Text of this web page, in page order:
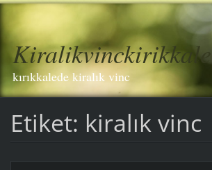
Kiralikvinckirikkale
kırıkkalede kiralık vinc
Etiket: kiralık vinc